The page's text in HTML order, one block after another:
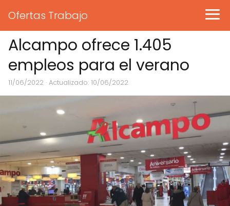
Ofertas Trabajo
Alcampo ofrece 1.405
empleos para el verano
11/06/2022 · Actualizado: 10/06/2022